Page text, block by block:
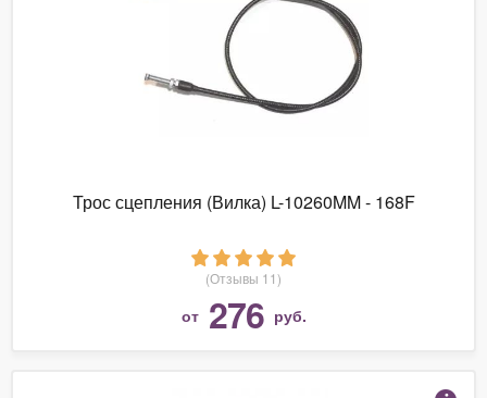
Трос сцепления (Вилка) L-10260MM - 168F
(Отзывы 11)
от 276 руб.